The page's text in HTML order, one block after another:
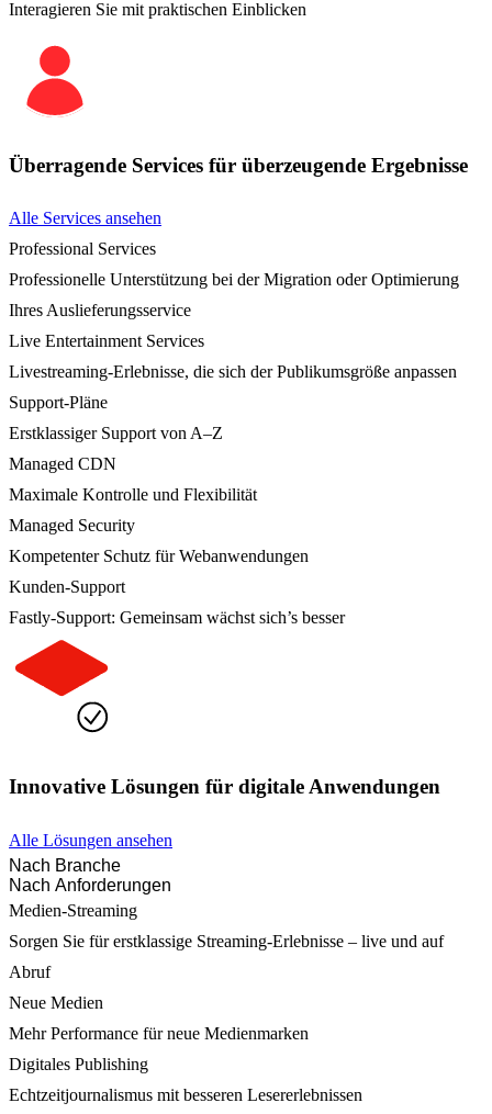
Interagieren Sie mit praktischen Einblicken
Überragende Services für überzeugende Ergebnisse
Alle Services ansehen
Professional Services
Professionelle Unterstützung bei der Migration oder Optimierung
Ihres Auslieferungsservice
Live Entertainment Services
Livestreaming-Erlebnisse, die sich der Publikumsgröße anpassen
Support-Pläne
Erstklassiger Support von A–Z
Managed CDN
Maximale Kontrolle und Flexibilität
Managed Security
Kompetenter Schutz für Webanwendungen
Kunden-Support
Fastly-Support: Gemeinsam wächst sich’s besser
Innovative Lösungen für digitale Anwendungen
Alle Lösungen ansehen
Nach Branche
Nach Anforderungen
Medien-Streaming
Sorgen Sie für erstklassige Streaming-Erlebnisse – live und auf
Abruf
Neue Medien
Mehr Performance für neue Medienmarken
Digitales Publishing
Echtzeitjournalismus mit besseren Lesererlebnissen